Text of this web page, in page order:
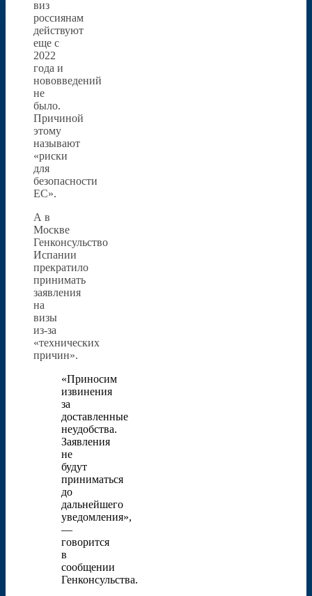
виз
россиянам
действуют
еще с
2022
года и
нововведений
не
было.
Причиной
этому
называют
«риски
для
безопасности
ЕС».
А в
Москве
Генконсульство
Испании
прекратило
принимать
заявления
на
визы
из-за
«технических
причин».
«Приносим
извинения
за
доставленные
неудобства.
Заявления
не
будут
приниматься
до
дальнейшего
уведомления»,
—
говорится
в
сообщении
Генконсульства.